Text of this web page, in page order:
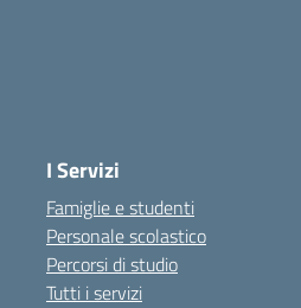
I Servizi
Famiglie e studenti
Personale scolastico
Percorsi di studio
Tutti i servizi